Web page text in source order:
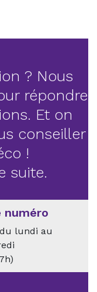
? Nous
répondre
Et on
conseiller
!
suite.
numéro
lundi au